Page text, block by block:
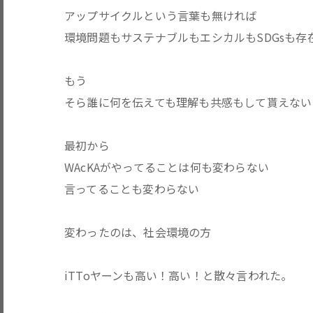
アップサイクルという言葉も無ければ
環境問題もサステナブルもエシカルもSDGsも存
もう
そら誰に何を伝えても理解も共感もして貰えない
最初から
WAcKAがやってることは何も変わらない
言ってることも変わらない
変わったのは、社会環境の方
iTToヤーンも高い！高い！と散々言われた。